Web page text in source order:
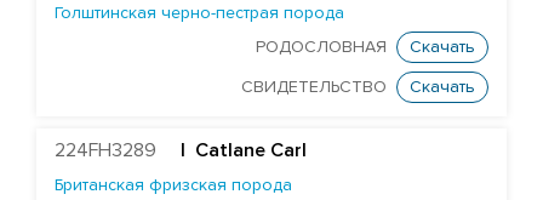
EDG TANGO GASKET 57590-ET
ST GENOMICPRO GRANT-ET
FARNEAR HAMMOND-ET
Голштинская черно-пестрая порода
РОДОСЛОВНАЯ
Скачать
СВИДЕТЕЛЬСТВО Скачать
224FH3289 | Catlane Carl
Британская фризская порода